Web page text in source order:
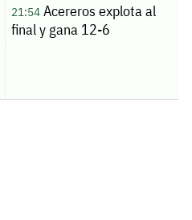
21:54Acereros explota al
final y gana 12-6